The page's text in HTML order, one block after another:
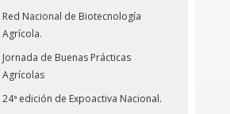
Red Nacional de Biotecnología
Agrícola.
Jornada de Buenas Prácticas
Agrícolas
24ª edición de Expoactiva Nacional.